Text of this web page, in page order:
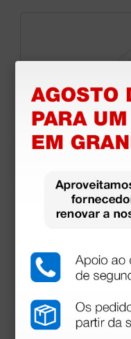
com cabo de 50×50
3,40 €
(Preço sem IVA)